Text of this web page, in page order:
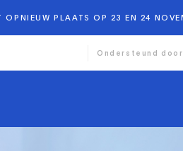
PLAATS OP 23 EN 24
Ondersteund door